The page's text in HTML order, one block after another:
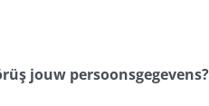
jouw persoonsgegevens?